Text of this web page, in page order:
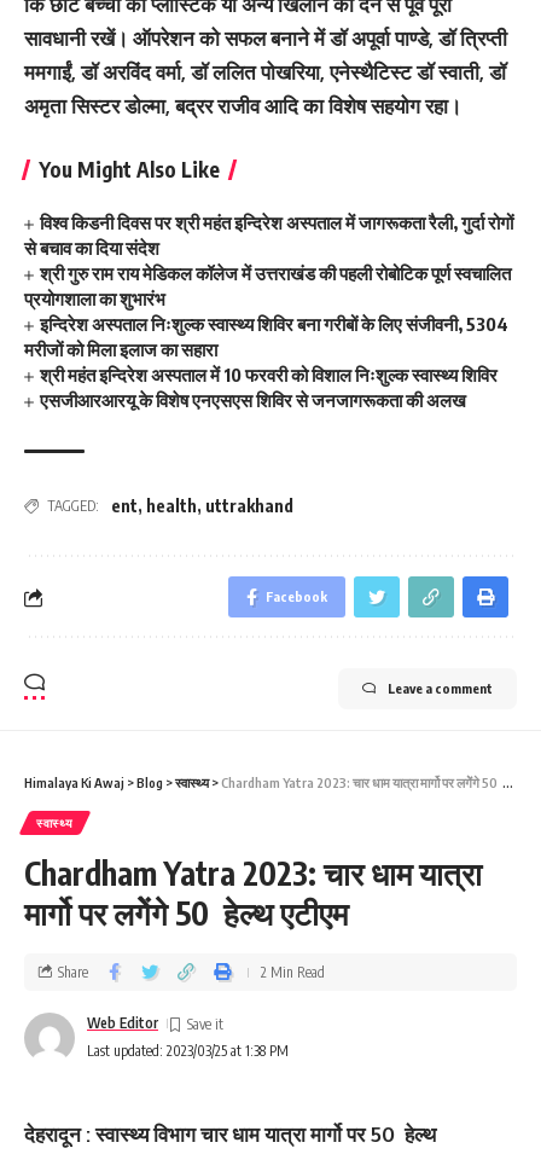
सावधानी रखें। ऑपरेशन को सफल बनाने में डॉ अपूर्वा पाण्डे, डॉ त्रिप्ती
ममगाईं, डॉ अरविंद वर्मा, डॉ ललित पोखरिया, एनेस्थैटिस्ट डॉ स्वाती, डॉ
अमृता सिस्टर डोल्मा, बद्रर राजीव आदि का विशेष सहयोग रहा।
You Might Also Like
विश्व किडनी दिवस पर श्री महंत इन्दिरेश अस्पताल में जागरूकता रैली, गुर्दा रोगों
से बचाव का दिया संदेश
श्री गुरु राम राय मेडिकल कॉलेज में उत्तराखंड की पहली रोबोटिक पूर्ण स्वचालित
प्रयोगशाला का शुभारंभ
इन्दिरेश अस्पताल निःशुल्क स्वास्थ्य शिविर बना गरीबों के लिए संजीवनी, 5304
मरीजों को मिला इलाज का सहारा
श्री महंत इन्दिरेश अस्पताल में 10 फरवरी को विशाल निःशुल्क स्वास्थ्य शिविर
एसजीआरआरयू के विशेष एनएसएस शिविर से जनजागरूकता की अलख
TAGGED: ent, health, uttrakhand
Facebook
Leave a comment
Himalaya Ki Awaj >Blog >स्वास्थ्य>Chardham Yatra 2023: चार धाम यात्रा मार्गो पर लगेेंगे 50 हेल्‍थ एटीएम
स्वास्थ्य
Chardham Yatra 2023: चार धाम यात्रा
मार्गो पर लगेेंगे 50 हेल्‍थ एटीएम
Last updated: 2023/03/25 at 1:38 PM
Web Editor
Share 2 Min Read
देहरादून : स्‍वास्‍थ्‍य विभाग चार धाम यात्रा मार्गो पर 50 हेल्‍थ